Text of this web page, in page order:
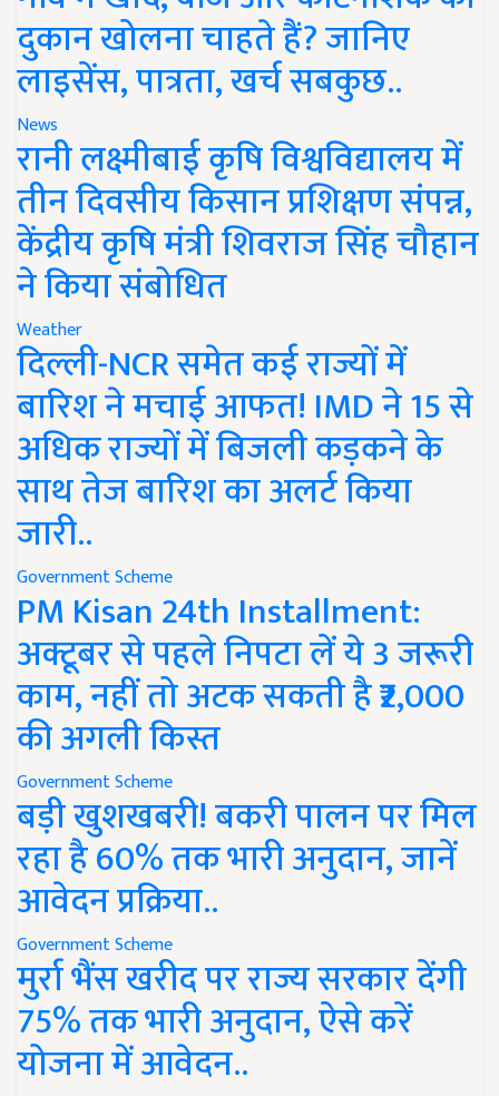
दुकान खोलना चाहते हैं? जानिए
लाइसेंस, पात्रता, खर्च सबकुछ..
News
रानी लक्ष्मीबाई कृषि विश्वविद्यालय में
तीन दिवसीय किसान प्रशिक्षण संपन्न,
केंद्रीय कृषि मंत्री शिवराज सिंह चौहान
ने किया संबोधित
Weather
दिल्ली-NCR समेत कई राज्यों में
बारिश ने मचाई आफत! IMD ने 15 से
अधिक राज्यों में बिजली कड़कने के
साथ तेज बारिश का अलर्ट किया
जारी..
Government Scheme
PM Kisan 24th Installment:
अक्टूबर से पहले निपटा लें ये 3 जरूरी
काम, नहीं तो अटक सकती है ₹2,000
की अगली किस्त
Government Scheme
बड़ी खुशखबरी! बकरी पालन पर मिल
रहा है 60% तक भारी अनुदान, जानें
आवेदन प्रक्रिया..
Government Scheme
मुर्रा भैंस खरीद पर राज्य सरकार देंगी
75% तक भारी अनुदान, ऐसे करें
योजना में आवेदन..